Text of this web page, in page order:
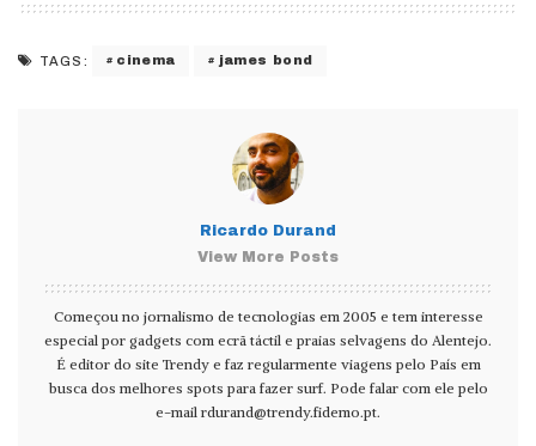
TAGS: cinema james bond
Ricardo Durand
View More Posts
Começou no jornalismo de tecnologias em 2005 e tem interesse
especial por gadgets com ecrã táctil e praias selvagens do Alentejo.
É editor do site Trendy e faz regularmente viagens pelo País em
busca dos melhores spots para fazer surf. Pode falar com ele pelo
e-mail rdurand@trendy.fidemo.pt.